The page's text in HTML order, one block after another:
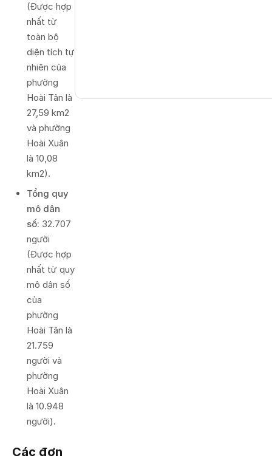
(Được hợp
nhất từ
toàn bộ
diện tích tự
nhiên của
phường
Hoài Tân là
27,59 km2
và phường
Hoài Xuân
là 10,08
km2).
Tổng quy
mô dân
số: 32.707
người
(Được hợp
nhất từ quy
mô dân số
của
phường
Hoài Tân là
21.759
người và
phường
Hoài Xuân
là 10.948
người).
Các đơn